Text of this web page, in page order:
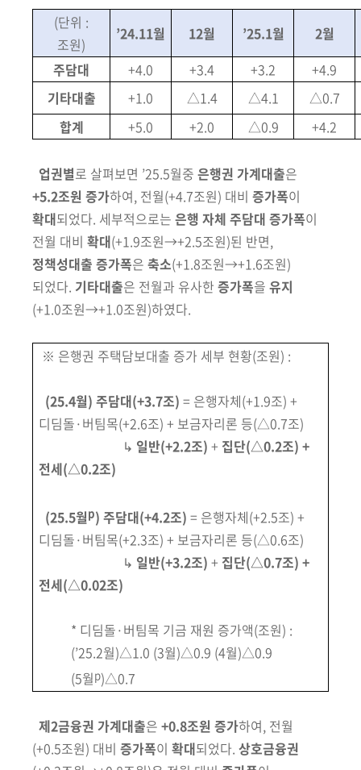
(단위 :
조원)
’24.11월 12월 ’25.1월
2월
주담대
+4.0 +3.4 +3.2
+4.9
기타대출
+1.0 △1.4 △4.1
△0.7
합계
+5.0 +2.0 △0.9 +4.2
업권별로 살펴보면 ’25.5월중 은행권 가계대출은
+5.2조원 증가하여, 전월(+4.7조원) 대비 증가폭이
확대되었다. 세부적으로는 은행 자체 주담대 증가폭이
전월 대비 확대(+1.9조원→+2.5조원)된 반면,
정책성대출 증가폭은 축소(+1.8조원→+1.6조원)
되었다. 기타대출은 전월과 유사한 증가폭을 유지
(+1.0조원→+1.0조원)하였다.
※ 은행권 주택담보대출 증가 세부 현황(조원) :
(25.4월) 주담대(+3.7조) = 은행자체(+1.9조) +
디딤돌·버팀목(+2.6조) + 보금자리론 등(△0.7조)
↳ 일반(+2.2조) + 집단(△0.2조) +
전세(△0.2조)
(25.5월p) 주담대(+4.2조) = 은행자체(+2.5조) +
디딤돌·버팀목(+2.3조) + 보금자리론 등(△0.6조)
↳ 일반(+3.2조) + 집단(△0.7조) +
전세(△0.02조)
* 디딤돌·버팀목 기금 재원 증가액(조원) :
(’25.2월)△1.0 (3월)△0.9 (4월)△0.9
(5월p)△0.7
제2금융권 가계대출은 +0.8조원 증가하여, 전월
(+0.5조원) 대비 증가폭이 확대되었다. 상호금융권